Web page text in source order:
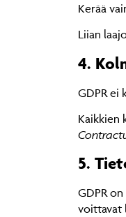
Kerää
Liian
4.
GDPR ei
Kaikkien
5.
GDPR
voittavat